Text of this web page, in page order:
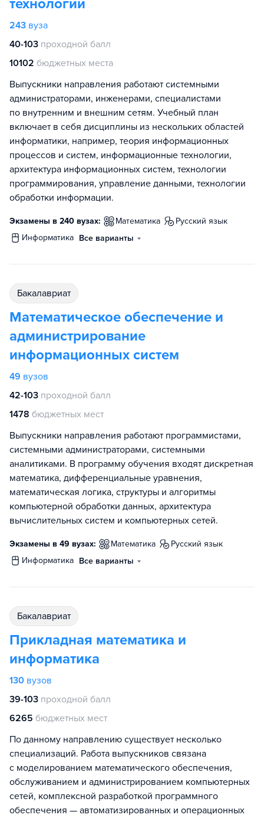
технологии
243 вуза
40-103 проходной балл
10102 бюджетных места
Выпускники направления работают системными
администраторами, инженерами, специалистами
по внутренним и внешним сетям. Учебный план
включает в себя дисциплины из нескольких областей
информатики, например, теория информационных
процессов и систем, информационные технологии,
архитектура информационных систем, технологии
программирования, управление данными, технологии
обработки информации.
Экзамены в 240 вузах: математика
русский язык
информатика Все варианты
бакалавриат
Математическое обеспечение и
администрирование
информационных систем
49 вузов
42-103 проходной балл
1478 бюджетных мест
Выпускники направления работают программистами,
системными администраторами, системными
аналитиками. В программу обучения входят дискретная
математика, дифференциальные уравнения,
математическая логика, структуры и алгоритмы
компьютерной обработки данных, архитектура
вычислительных систем и компьютерных сетей.
Экзамены в 49 вузах: математика
русский язык
информатика Все варианты
бакалавриат
Прикладная математика и
информатика
130 вузов
39-103 проходной балл
6265 бюджетных мест
По данному направлению существует несколько
специализаций. Работа выпускников связана
с моделированием математического обеспечения,
обслуживанием и администрированием компьютерных
сетей, комплексной разработкой программного
обеспечения — автоматизированных и операционных